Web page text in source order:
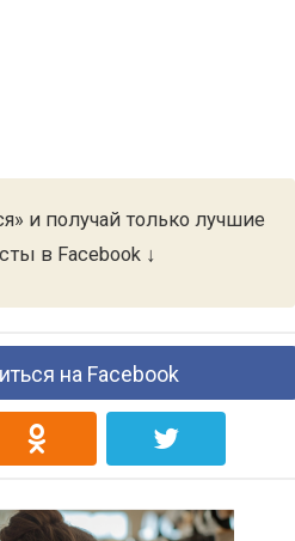
и получай только лучшие
в Facebook ↓
на Facebook